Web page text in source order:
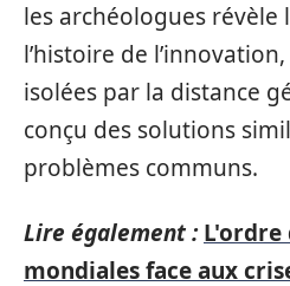
les archéologues révèle
l’histoire de
isolées par la distance
conçu des solutions
problèmes communs.
Lire également : L'ordre
mondiales face aux